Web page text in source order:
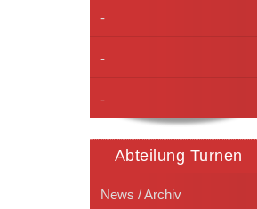
-
-
-
Abteilung Turnen
News / Archiv